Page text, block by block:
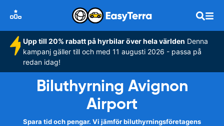
Upp till 20% rabatt på hyrbilar över hela världen Denna
kampanj gäller till och med 11 augusti 2026 - passa på
redan idag!
Biluthyrning Avignon
Airport
Spara tid och pengar. Vi jämför biluthyrningsföretagens